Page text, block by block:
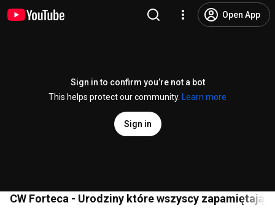
Open App
Sign in to confirm you’re not a bot
This helps protect our community.
Learn more
Sign in
CW Forteca - Urodziny które wszyscy zapamiętają!